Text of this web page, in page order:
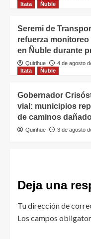
Itata
Ñuble
Seremi de
refuerza
en Ñuble durante
Quirihue 4 de agosto
Itata
Ñuble
Gobernador
vial: municipios
de caminos
Quirihue 3 de agosto
Deja una
Tu dirección de
Los campos